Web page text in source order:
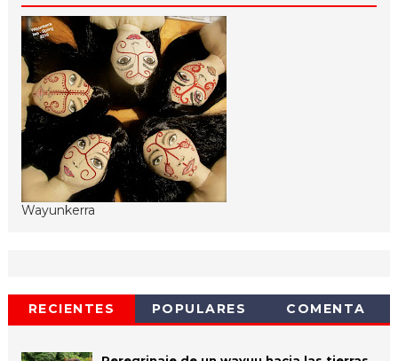
Wayunkerra
RECIENTES POPULARES COMENTA